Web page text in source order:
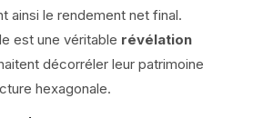
ainsi le rendement net final.
est une véritable révélation
décorréler leur patrimoine
hexagonale.